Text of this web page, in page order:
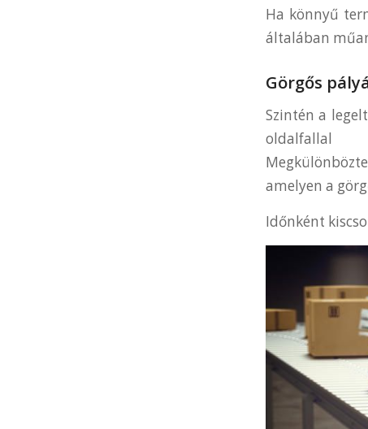
Ha könnyű
általában
Görgős
Szintén a
oldalfallal
amelyen a
Időnként